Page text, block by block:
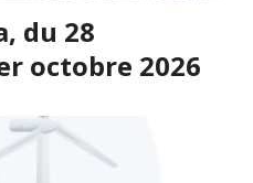
du 28
octobre 2026